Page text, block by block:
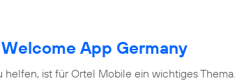
App Germany
ist für Ortel Mobile ein wichtiges Thema.